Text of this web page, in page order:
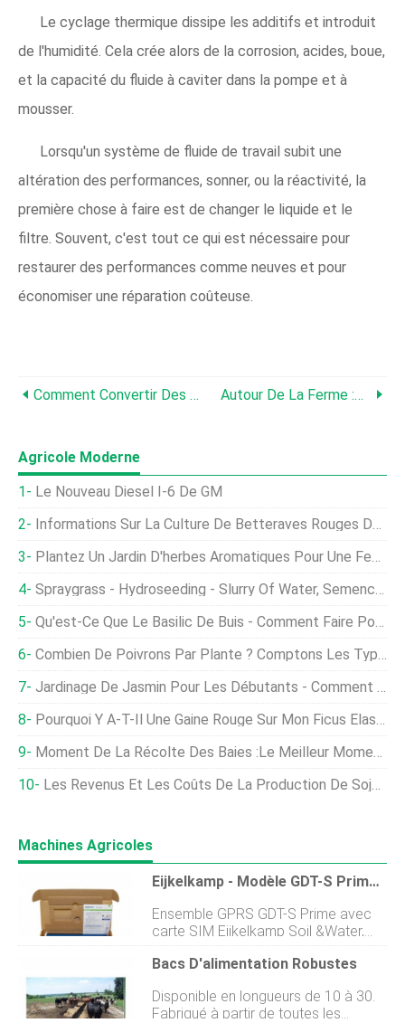
Le cyclage thermique dissipe les additifs et introduit
de l'humidité. Cela crée alors de la corrosion, acides, boue,
et la capacité du fluide à caviter dans la pompe et à
mousser.
Lorsqu'un système de fluide de travail subit une
altération des performances, sonner, ou la réactivité, la
première chose à faire est de changer le liquide et le
filtre. Souvent, c'est tout ce qui est nécessaire pour
restaurer des performances comme neuves et pour
économiser une réparation coûteuse.
Comment Convertir Des Lampes Fluorescentes En LED Autour De La Ferme :septembre 2017
Agricole Moderne
Le Nouveau Diesel I-6 De GM
Informations Sur La Culture De Betteraves Rouges Dans Des Conteneurs
Plantez Un Jardin D'herbes Aromatiques Pour Une Fenêtre De Cuisine
Spraygrass - Hydroseeding - Slurry Of Water, Semences Et Engrais
Qu'est-Ce Que Le Basilic De Buis - Comment Faire Pousser Des Plantes De Basilic De Buis
Combien De Poivrons Par Plante ? Comptons Les Types Populaires
Jardinage De Jasmin Pour Les Débutants - Comment Commencer, FAQ
Pourquoi Y A-T-Il Une Gaine Rouge Sur Mon Ficus Elastica ? Les Arbres À Caoutchouc Fleurissent-Ils?
Moment De La Récolte Des Baies :le Meilleur Moment Pour Cueillir Des Baies Dans Le Jardin
Les Revenus Et Les Coûts De La Production De Soja Aux États-Unis Sont Plus Élevés, Une Étude Internationale Montre
Machines Agricoles
Eijkelkamp - Modèle GDT-S Prime - Ensemble GPRS Avec Carte SIM Sol Et Eau
Ensemble GPRS GDT-S Prime avec
carte SIM Eijkelkamp Soil &Water,
composé du modem GDT-S Prime
(113401), inclus pile alcaline D 1,5 V
GPRS/UMTS (113434) et vérification
de linstallation (113411) ; prix exclusif
Bacs D'alimentation Robustes
Disponible en longueurs de 10 à 30.
Fabriqué à partir de toutes les